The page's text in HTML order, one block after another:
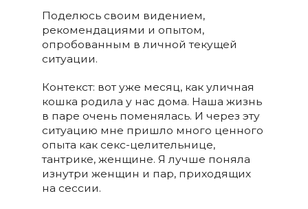
Поделюсь своим видением,
рекомендациями и опытом,
опробованным в личной текущей
ситуации.
Контекст: вот уже месяц, как уличная
кошка родила у нас дома. Наша жизнь
в паре очень поменялась. И через эту
ситуацию мне пришло много ценного
опыта как секс-целительнице,
тантрике, женщине. Я лучше поняла
изнутри женщин и пар, приходящих
на сессии.